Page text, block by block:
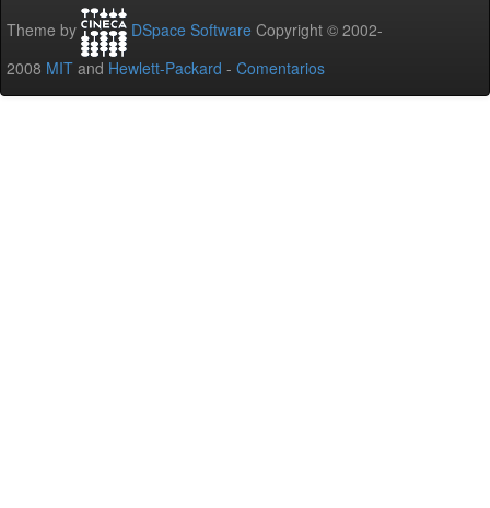
Theme by DSpace Software Copyright © 2002-
2008 MIT and Hewlett-Packard - Comentarios